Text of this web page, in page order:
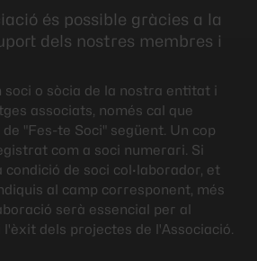
és possible gràcies a la
dels nostres membres i
o sòcia de la nostra entitat i
associats, només cal que
"Fes-te Soci" següent. Un cop
com a soci numerari. Si
de soci col·laborador, et
al camp corresponent, més
serà essencial per al
dels projectes de l'Associació.